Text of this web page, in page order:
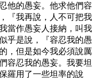
他的愚妄。他求他們容
『我再說，人不可把我
當作愚妄人接納，叫我
乎是說，『容忍我的愚
，但是如今我必須說厲
容忍我的愚妄。我要坦
羅用了一些坦率的說